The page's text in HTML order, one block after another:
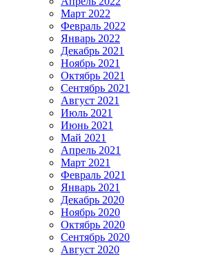
Март 2022
Февраль 2022
Январь 2022
Декабрь 2021
Ноябрь 2021
Октябрь 2021
Сентябрь 2021
Август 2021
Июль 2021
Июнь 2021
Май 2021
Апрель 2021
Март 2021
Февраль 2021
Январь 2021
Декабрь 2020
Ноябрь 2020
Октябрь 2020
Сентябрь 2020
Август 2020